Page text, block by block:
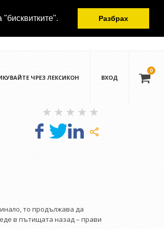
Разбрах
ЧРЕЗ ЛЕКСИКОН ВХОД
0
то продължава да
в пътищата назад – прави